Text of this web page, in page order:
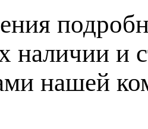
нaличии и
нашей